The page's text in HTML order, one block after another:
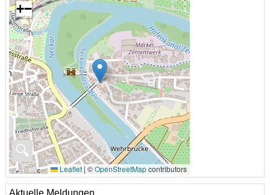
🔍
+−
Leaflet | ©OpenStreetMapcontributors
Aktuelle Meldungen